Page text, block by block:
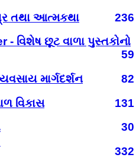
તથા આત્મકથા
236
વિશેષ છૂટ વાળા પુસ્તકોનો
59
માર્ગદર્શન
82
વિકાસ
131
30
332